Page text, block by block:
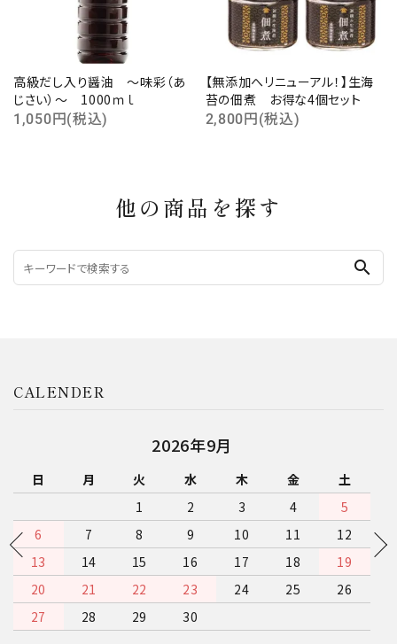
高級だし入り醤油 ～味彩（あ
じさい）～ 1000ｍｌ
1,050円(税込)
【無添加へリニューアル！】生海
苔の佃煮 お得な4個セット
2,800円(税込)
他の商品を探す
search
CALENDER
2026年9月
日 月 火 水 木 金
土
1
2 3 4
5
6
7 8 9 10 11
12
13
14 15 16 17 18
19
20
21 22 23 24 25
26
27
28 29 30